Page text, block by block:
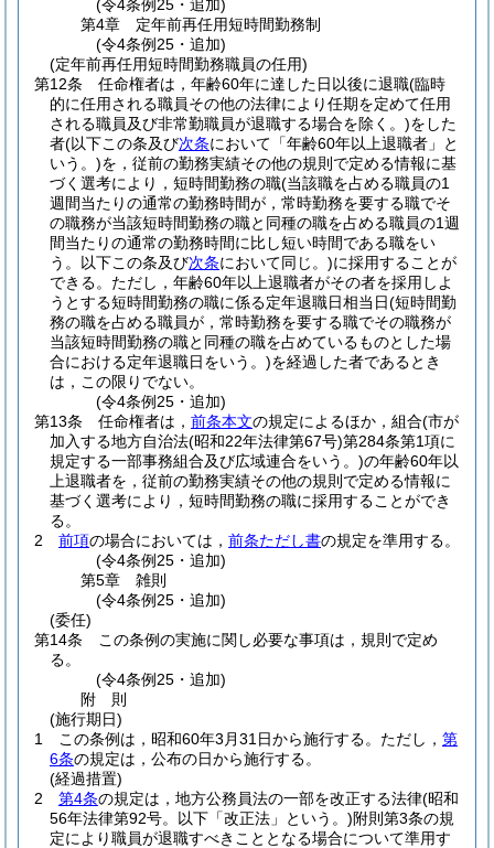
(令4条例25・追加)
第4章
定年前再任用短時間勤務制
(令4条例25・追加)
(定年前再任用短時間勤務職員の任用)
第12条
任命権者は，年齢60年に達した日以後に退職(臨時
的に任用される職員その他の法律により任期を定めて任用
される職員及び非常勤職員が退職する場合を除く。)をした
者(以下この条及び次条において「年齢60年以上退職者」と
いう。)を，従前の勤務実績その他の規則で定める情報に基
づく選考により，短時間勤務の職(当該職を占める職員の1
週間当たりの通常の勤務時間が，常時勤務を要する職でそ
の職務が当該短時間勤務の職と同種の職を占める職員の1週
間当たりの通常の勤務時間に比し短い時間である職をい
う。以下この条及び次条において同じ。)に採用することが
できる。 ただし，年齢60年以上退職者がその者を採用しよ
うとする短時間勤務の職に係る定年退職日相当日(短時間勤
務の職を占める職員が，常時勤務を要する職でその職務が
当該短時間勤務の職と同種の職を占めているものとした場
合における定年退職日をいう。)を経過した者であるとき
は，この限りでない。
(令4条例25・追加)
第13条
任命権者は， 前条本文の規定によるほか，組合(市が
加入する地方自治法(昭和22年法律第67号)第284条第1項に
規定する一部事務組合及び広域連合をいう。)の年齢60年以
上退職者を，従前の勤務実績その他の規則で定める情報に
基づく選考により，短時間勤務の職に採用することができ
る。
2
前項の場合においては， 前条ただし書の規定を準用する。
(令4条例25・追加)
第5章
雑則
(令4条例25・追加)
(委任)
第14条
この条例の実施に関し必要な事項は，規則で定め
る。
(令4条例25・追加)
附 則
(施行期日)
1
この条例は，昭和60年3月31日から施行する。 ただし， 第
6条の規定は，公布の日から施行する。
(経過措置)
2
第4条の規定は，地方公務員法の一部を改正する法律(昭和
56年法律第92号。以下「改正法」という。)附則第3条の規
定により職員が退職すべきこととなる場合について準用す